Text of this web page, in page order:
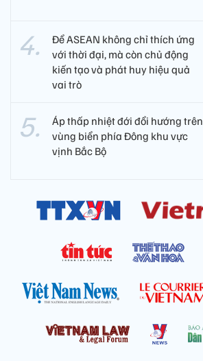
Để ASEAN không chỉ thích ứng
với thời đại, mà còn chủ động
kiến tạo và phát huy hiệu quả
vai trò
Áp thấp nhiệt đới đổi hướng trên
vùng biển phía Đông khu vực
vịnh Bắc Bộ